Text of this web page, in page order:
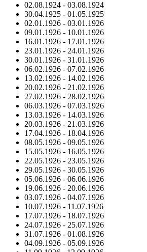
02.08.1924 - 03.08.1924
30.04.1925 - 01.05.1925
02.01.1926 - 03.01.1926
09.01.1926 - 10.01.1926
16.01.1926 - 17.01.1926
23.01.1926 - 24.01.1926
30.01.1926 - 31.01.1926
06.02.1926 - 07.02.1926
13.02.1926 - 14.02.1926
20.02.1926 - 21.02.1926
27.02.1926 - 28.02.1926
06.03.1926 - 07.03.1926
13.03.1926 - 14.03.1926
20.03.1926 - 21.03.1926
17.04.1926 - 18.04.1926
08.05.1926 - 09.05.1926
15.05.1926 - 16.05.1926
22.05.1926 - 23.05.1926
29.05.1926 - 30.05.1926
05.06.1926 - 06.06.1926
19.06.1926 - 20.06.1926
03.07.1926 - 04.07.1926
10.07.1926 - 11.07.1926
17.07.1926 - 18.07.1926
24.07.1926 - 25.07.1926
31.07.1926 - 01.08.1926
04.09.1926 - 05.09.1926